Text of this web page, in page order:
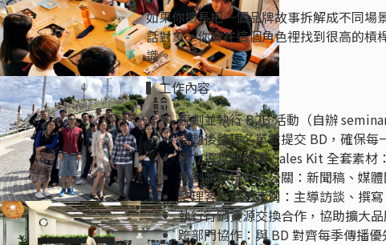
如果你擅長把一個品牌故事拆解成不同場
話對象，你會在這個角色裡找到很高的槓
識。
▍工作內容
規劃並執行 B2B 活動（自辦
活動後整理名單並提交 BD，確保
獨立撰寫並維護 Sales Kit 全套素
規劃並執行對外公關：新聞稿、媒
整理客戶成功案例：主導訪談、撰
執行行銷資源交換合作，協助擴大
跨部門協作：與 BD 對齊每季傳播